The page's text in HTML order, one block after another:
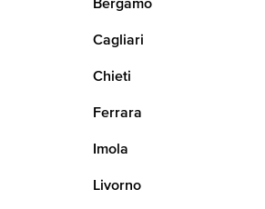
Bergamo
Cagliari
Chieti
Ferrara
Imola
Livorno